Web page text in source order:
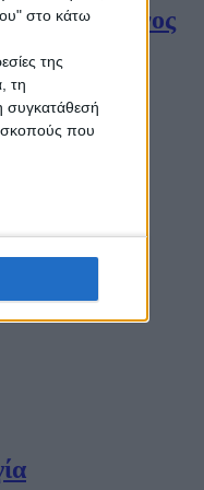
στο κάτω
της
τη
συγκατάθεσή
σκοπούς που
37χρονος